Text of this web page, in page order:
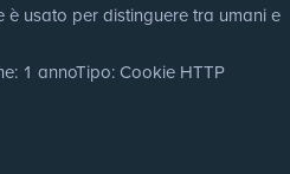
è usato per distinguere tra umani e
: 1 annoTipo: Cookie HTTP